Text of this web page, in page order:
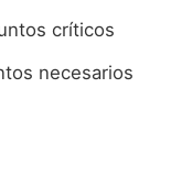
críticos
necesarios